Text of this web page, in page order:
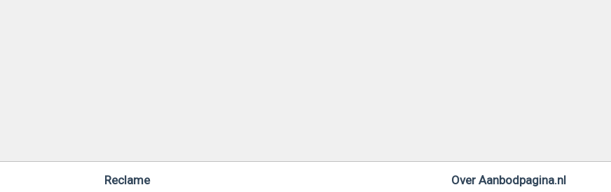
Reclame Over Aanbodpagina.nl